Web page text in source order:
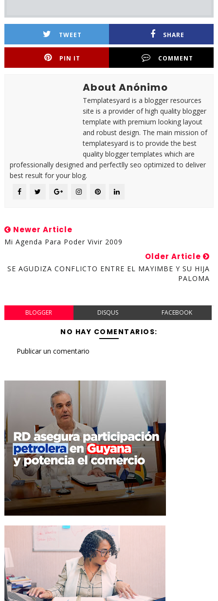
TWEET SHARE
PIN IT COMMENT
About Anónimo
Templatesyard is a blogger resources
site is a provider of high quality blogger
template with premium looking layout
and robust design. The main mission of
templatesyard is to provide the best
quality blogger templates which are
professionally designed and perfectlly seo optimized to deliver
best result for your blog.
Newer Article
Mi Agenda Para Poder Vivir 2009
Older Article
SE AGUDIZA CONFLICTO ENTRE EL MAYIMBE Y SU HIJA
PALOMA
BLOGGER DISQUS FACEBOOK
NO HAY COMENTARIOS:
Publicar un comentario